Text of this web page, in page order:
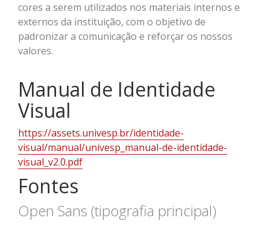
cores a serem utilizados nos materiais internos e
externos da instituição, com o objetivo de
padronizar a comunicação e reforçar os nossos
valores.
Manual de Identidade
Visual
https://assets.univesp.br/identidade-
visual/manual/univesp_manual-de-identidade-
visual_v2.0.pdf
Fontes
Open Sans (tipografia principal)